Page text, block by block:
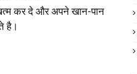
कर दे और अपने खान-पान
है।